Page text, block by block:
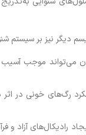
نیز بر سیستم
می‌تواند موجب آسیب
رگ‌های خونی در
رادیکال‌های آزاد